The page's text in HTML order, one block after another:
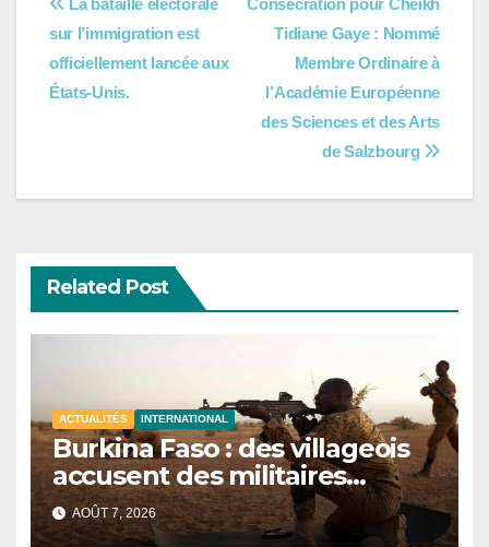
Navigation
de
l’article
Tidiane Gaye : Nommé
Membre Ordinaire à
l’Académie Européenne
des Sciences et des Arts
de Salzbourg
sur l’immigration est
officiellement lancée aux
États-Unis.
Related Post
ACTUALITÉS INTERNATIONAL
Burkina Faso : des villageois
accusent des militaires
d’avoir tué au moins 48 civils
après une attaque terroriste
AOÛT 7, 2026